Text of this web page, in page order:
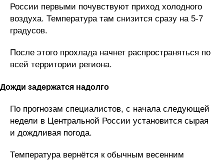
России первыми почувствуют приход холодного
воздуха. Температура там снизится сразу на 5-7
градусов.
После этого прохлада начнет распространяться по
всей территории региона.
Дожди задержатся надолго
По прогнозам специалистов, с начала следующей
недели в Центральной России установится сырая
и дождливая погода.
Температура вернётся к обычным весенним